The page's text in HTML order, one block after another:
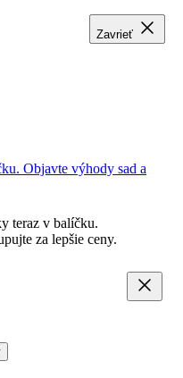
Objavte výhody sad a
teraz v balíčku.
za lepšie ceny.
Zavrieť
Zavrieť
Zavrieť